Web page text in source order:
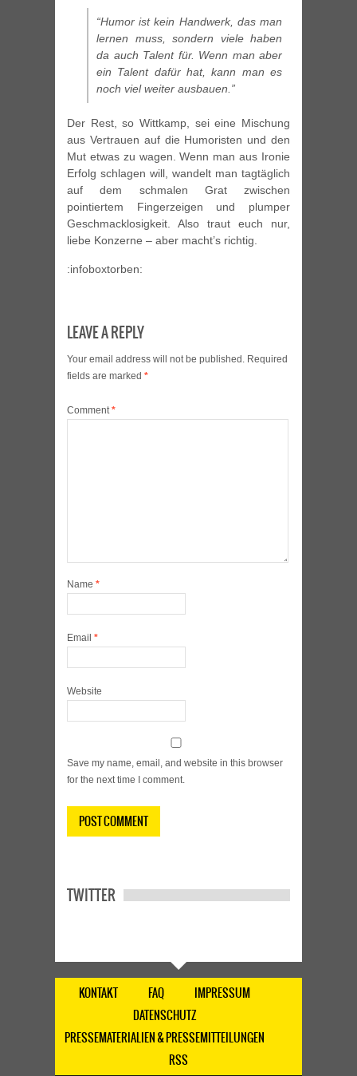
“Humor ist kein Handwerk, das man
lernen muss, sondern viele haben
da auch Talent für. Wenn man aber
ein Talent dafür hat, kann man es
noch viel weiter ausbauen.”
Der Rest, so Wittkamp, sei eine Mischung
aus Vertrauen auf die Humoristen und den
Mut etwas zu wagen. Wenn man aus Ironie
Erfolg schlagen will, wandelt man tagtäglich
auf dem schmalen Grat zwischen
pointiertem Fingerzeigen und plumper
Geschmacklosigkeit. Also traut euch nur,
liebe Konzerne – aber macht’s richtig.
:infoboxtorben:
LEAVE A REPLY
Your email address will not be published. Required
fields are marked *
Comment*
Name *
Email *
Website
Save my name, email, and website in this browser
for the next time I comment.
TWITTER
KONTAKT FAQ
IMPRESSUM
DATENSCHUTZ
PRESSEMATERIALIEN & PRESSEMITTEILUNGEN
RSS